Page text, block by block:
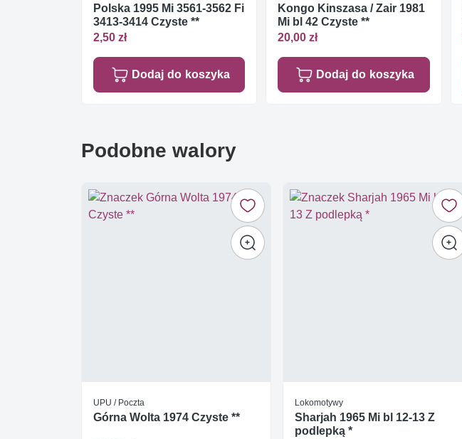
Polska 1995 Mi 3561-3562 Fi
3413-3414 Czyste **
2,50 zł
Dodaj do koszyka
Kongo Kinszasa / Zair 1981
Mi bl 42 Czyste **
20,00 zł
Dodaj do koszyka
Podobne walory
UPU / Poczta
Górna Wolta 1974 Czyste **
Lokomotywy
Sharjah 1965 Mi bl 12-13 Z
podlepką *